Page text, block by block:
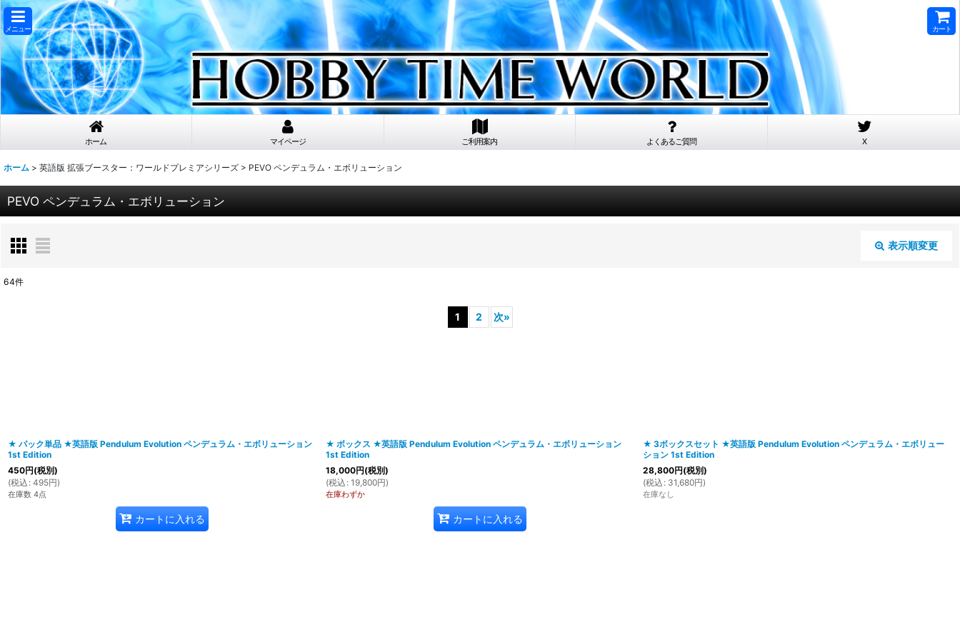
メニュー カート
ホーム マイページ ご利用案内 よくあるご質問 X
ホーム > 英語版 拡張ブースター：ワールドプレミアシリーズ > PEVO ペンデュラム・エボリューション
PEVO ペンデュラム・エボリューション
表示順変更
64件
1 2 次»
★ パック単品 ★英語版 Pendulum Evolution ペンデュラム・エボリューション
1st Edition
450円(税別)
(税込 : 495円)
在庫数 4点
カートに入れる
★ ボックス ★英語版 Pendulum Evolution ペンデュラム・エボリューション
1st Edition
18,000円(税別)
(税込 : 19,800円)
在庫わずか
カートに入れる
★ 3ボックスセット ★英語版 Pendulum Evolution ペンデュラム・エボリュー
ション 1st Edition
28,800円(税別)
(税込 : 31,680円)
在庫なし